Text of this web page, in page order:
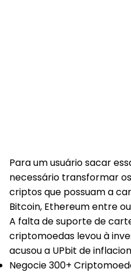
Para um usuário sacar
necessário transformar
criptos que possuam a
Bitcoin, Ethereum entre
A falta de suporte de
criptomoedas levou à
acusou a UPbit de
Negocie 300+